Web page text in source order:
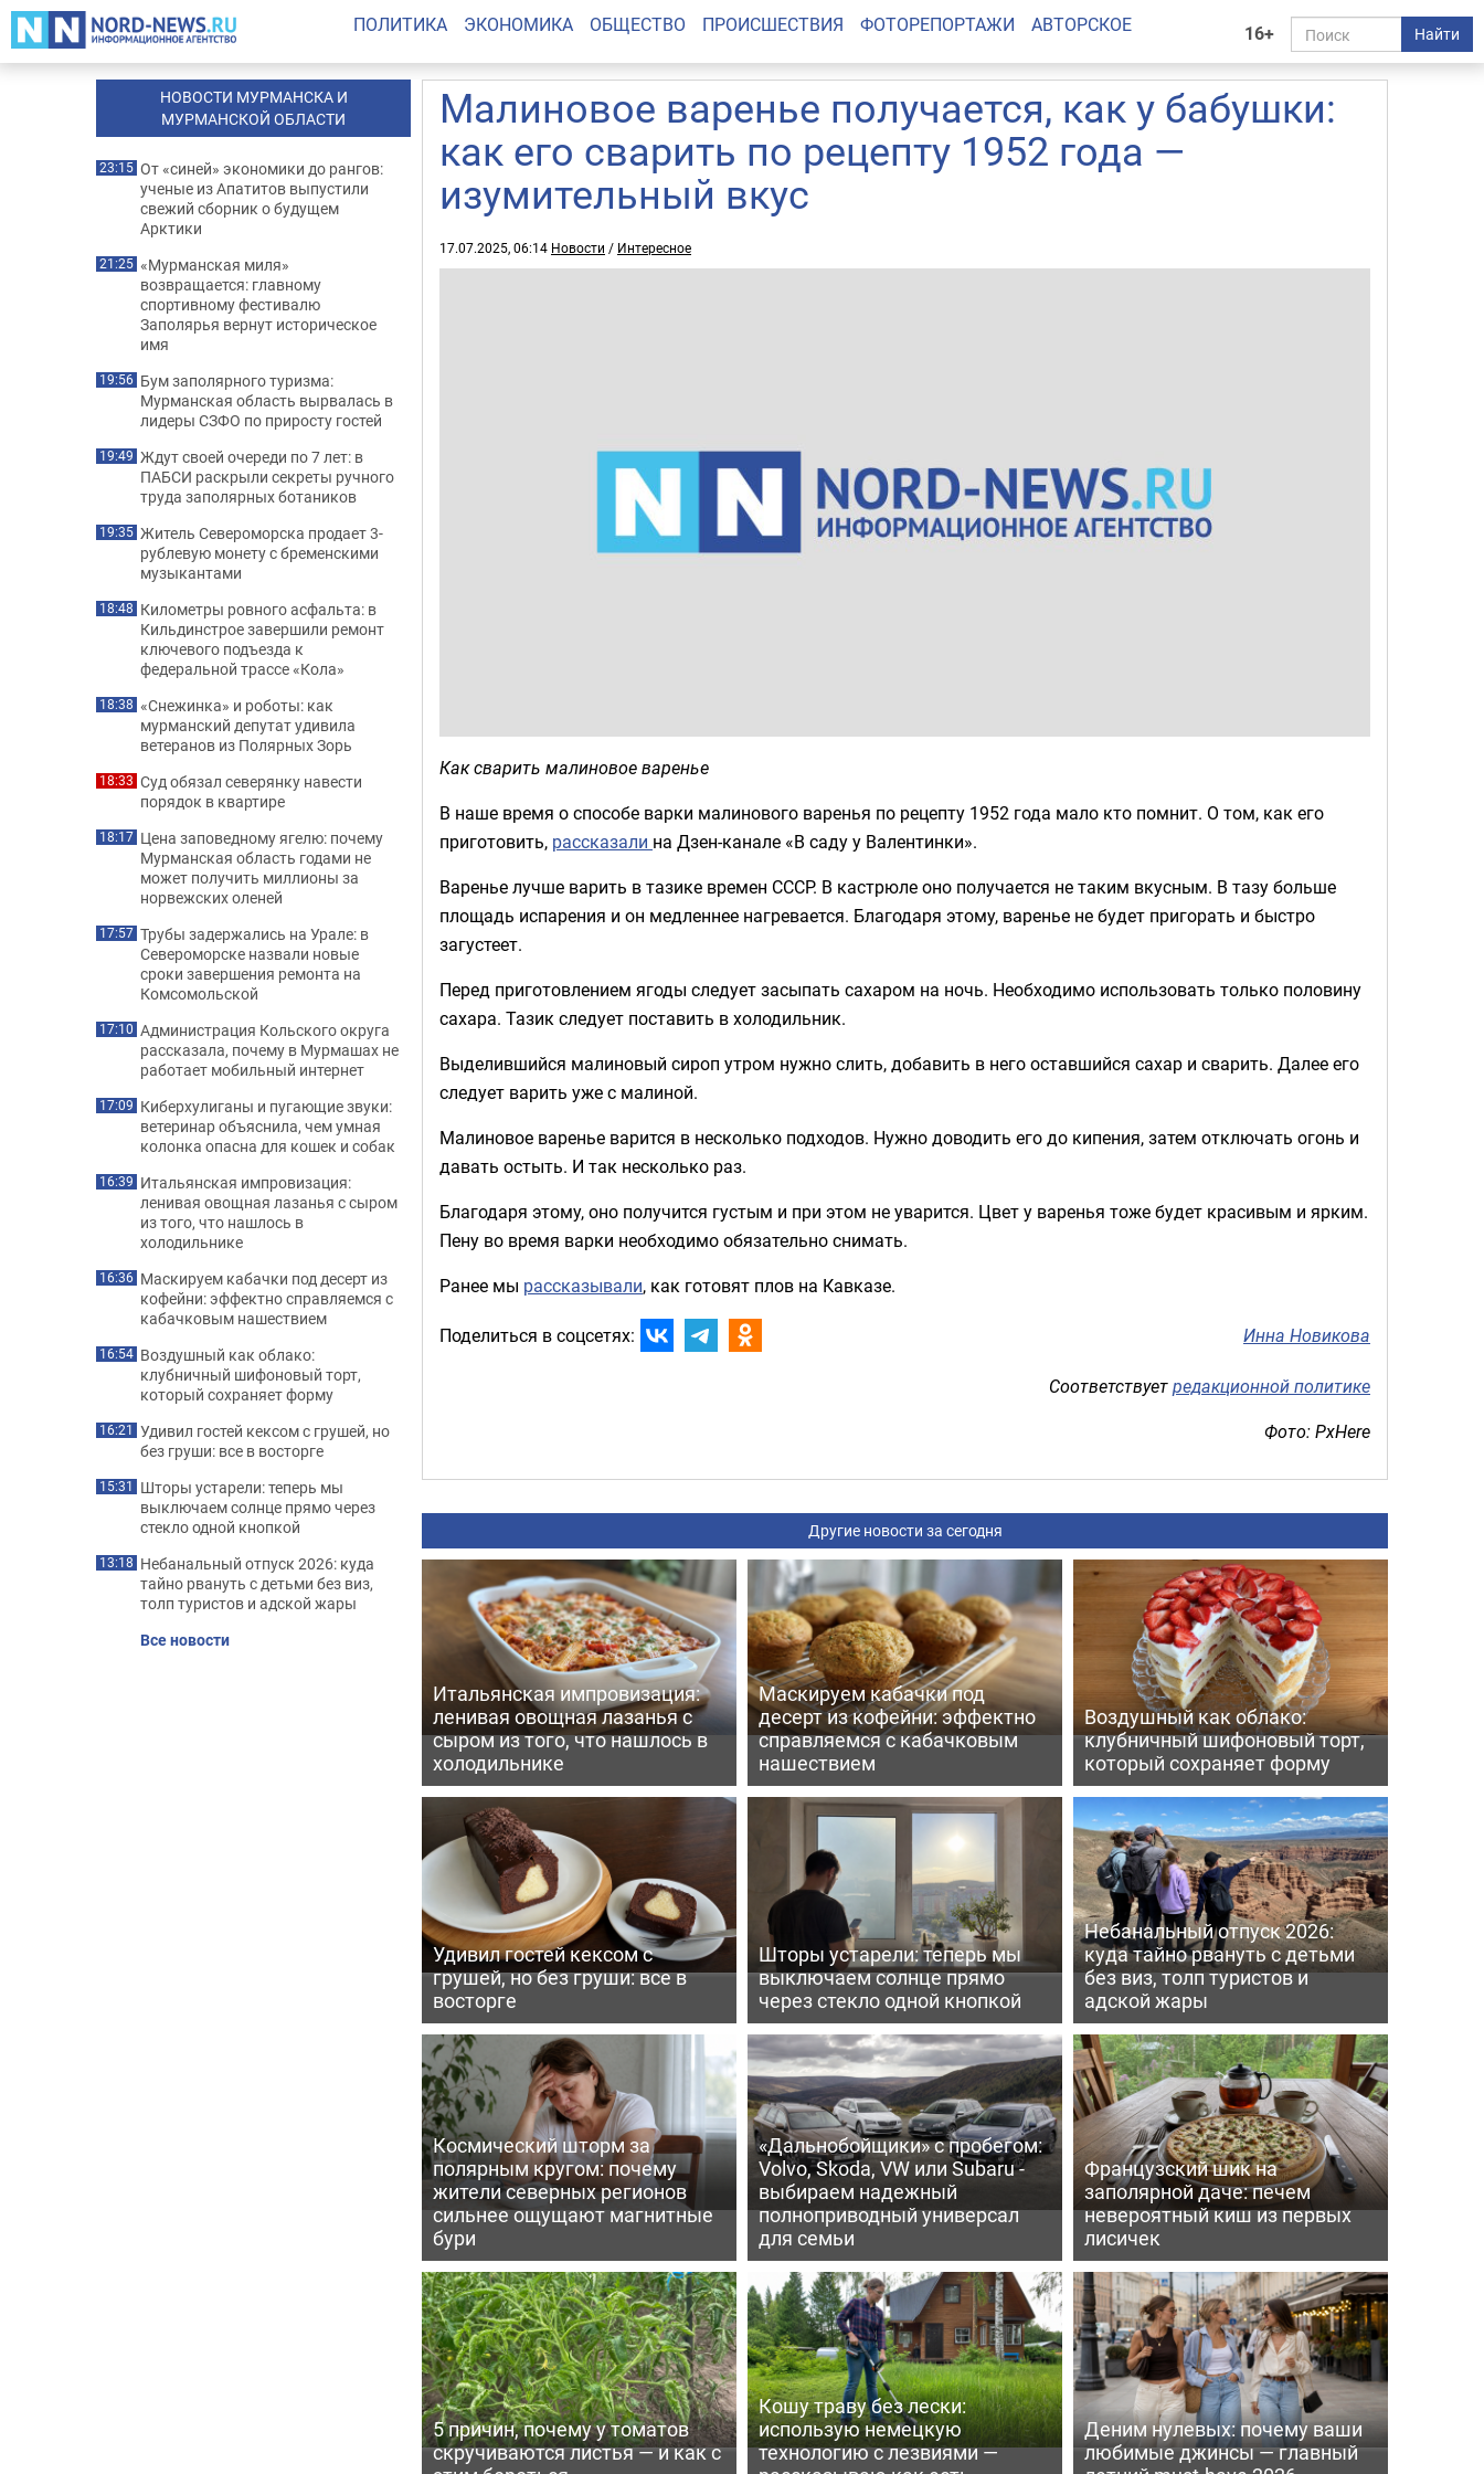
16+ Найти
ПОЛИТИКА ЭКОНОМИКА ОБЩЕСТВО ПРОИСШЕСТВИЯ ФОТОРЕПОРТАЖИ АВТОРСКОЕ
Малиновое варенье получается, как у бабушки:
как его сварить по рецепту 1952 года —
изумительный вкус
17.07.2025, 06:14 Новости / Интересное
Как сварить малиновое варенье
В наше время о способе варки малинового варенья по рецепту 1952 года мало кто помнит. О том, как его
приготовить, рассказали на Дзен-канале «В саду у Валентинки».
Варенье лучше варить в тазике времен СССР. В кастрюле оно получается не таким вкусным. В тазу больше
площадь испарения и он медленнее нагревается. Благодаря этому, варенье не будет пригорать и быстро
загустеет.
Перед приготовлением ягоды следует засыпать сахаром на ночь. Необходимо использовать только половину
сахара. Тазик следует поставить в холодильник.
Выделившийся малиновый сироп утром нужно слить, добавить в него оставшийся сахар и сварить. Далее его
следует варить уже с малиной.
Малиновое варенье варится в несколько подходов. Нужно доводить его до кипения, затем отключать огонь и
давать остыть. И так несколько раз.
Благодаря этому, оно получится густым и при этом не уварится. Цвет у варенья тоже будет красивым и ярким.
Пену во время варки необходимо обязательно снимать.
Ранее мы рассказывали, как готовят плов на Кавказе.
Поделиться в соцсетях: Инна Новикова
Соответствуетредакционной политике
Фото: PxHere
Другие новости за сегодня
Итальянская импровизация:
ленивая овощная лазанья с
сыром из того, что нашлось в
холодильнике
Маскируем кабачки под
десерт из кофейни: эффектно
справляемся с кабачковым
нашествием
Воздушный как облако:
клубничный шифоновый торт,
который сохраняет форму
Удивил гостей кексом с
грушей, но без груши: все в
восторге
Шторы устарели: теперь мы
выключаем солнце прямо
через стекло одной кнопкой
Небанальный отпуск 2026:
куда тайно рвануть с детьми
без виз, толп туристов и
адской жары
Космический шторм за
полярным кругом: почему
жители северных регионов
сильнее ощущают магнитные
бури
«Дальнобойщики» с пробегом:
Volvo, Skoda, VW или Subaru -
выбираем надежный
полноприводный универсал
для семьи
Французский шик на
заполярной даче: печем
невероятный киш из первых
лисичек
5 причин, почему у томатов
скручиваются листья — и как с
Кошу траву без лески:
использую немецкую
технологию с лезвиями —
Деним нулевых: почему ваши
любимые джинсы — главный
НОВОСТИ МУРМАНСКА И
МУРМАНСКОЙ ОБЛАСТИ
23:15 От «синей» экономики до рангов:
ученые из Апатитов выпустили
свежий сборник о будущем
Арктики
21:25 «Мурманская миля»
возвращается: главному
спортивному фестивалю
Заполярья вернут историческое
имя
19:56 Бум заполярного туризма:
Мурманская область вырвалась в
лидеры СЗФО по приросту гостей
19:49 Ждут своей очереди по 7 лет: в
ПАБСИ раскрыли секреты ручного
труда заполярных ботаников
19:35 Житель Североморска продает 3-
рублевую монету с бременскими
музыкантами
18:48 Километры ровного асфальта: в
Кильдинстрое завершили ремонт
ключевого подъезда к
федеральной трассе «Кола»
18:38 «Снежинка» и роботы: как
мурманский депутат удивила
ветеранов из Полярных Зорь
18:33 Суд обязал северянку навести
порядок в квартире
18:17 Цена заповедному ягелю: почему
Мурманская область годами не
может получить миллионы за
норвежских оленей
17:57 Трубы задержались на Урале: в
Североморске назвали новые
сроки завершения ремонта на
Комсомольской
17:10 Администрация Кольского округа
рассказала, почему в Мурмашах не
работает мобильный интернет
17:09 Киберхулиганы и пугающие звуки:
ветеринар объяснила, чем умная
колонка опасна для кошек и собак
16:39 Итальянская импровизация:
ленивая овощная лазанья с сыром
из того, что нашлось в
холодильнике
16:36 Маскируем кабачки под десерт из
кофейни: эффектно справляемся с
кабачковым нашествием
16:54 Воздушный как облако:
клубничный шифоновый торт,
который сохраняет форму
16:21 Удивил гостей кексом с грушей, но
без груши: все в восторге
15:31 Шторы устарели: теперь мы
выключаем солнце прямо через
стекло одной кнопкой
13:18 Небанальный отпуск 2026: куда
тайно рвануть с детьми без виз,
толп туристов и адской жары
Все новости